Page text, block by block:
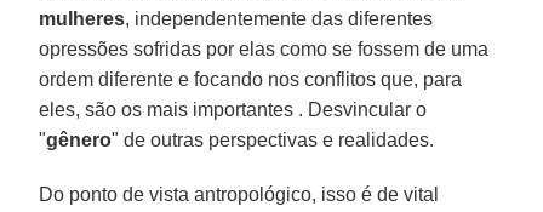
mulheres, independentemente das diferentes
opressões sofridas por elas como se fossem de uma
ordem diferente e focando nos conflitos que, para
eles, são os mais importantes . Desvincular o
"gênero" de outras perspectivas e realidades.
Do ponto de vista antropológico, isso é de vital